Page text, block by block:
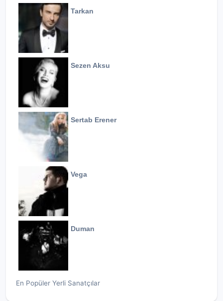
Tarkan
Sezen Aksu
Sertab Erener
Vega
Duman
En Popüler Yerli Sanatçılar